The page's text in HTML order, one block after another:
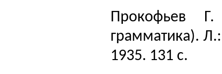
Прокофьев Г.
грамматика).
1935. 131 с.